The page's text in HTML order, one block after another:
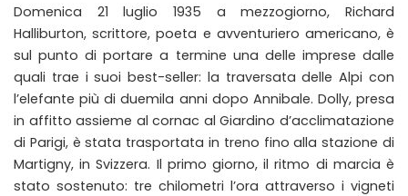
Domenica 21 luglio 1935 a mezzogiorno, Richard
Halliburton, scrittore, poeta e avventuriero americano, è
sul punto di portare a termine una delle imprese dalle
quali trae i suoi best-seller: la traversata delle Alpi con
l’elefante più di duemila anni dopo Annibale. Dolly, presa
in affitto assieme al cornac al Giardino d’acclimatazione
di Parigi, è stata trasportata in treno fino alla stazione di
Martigny, in Svizzera. Il primo giorno, il ritmo di marcia è
stato sostenuto: tre chilometri l’ora attraverso i vigneti